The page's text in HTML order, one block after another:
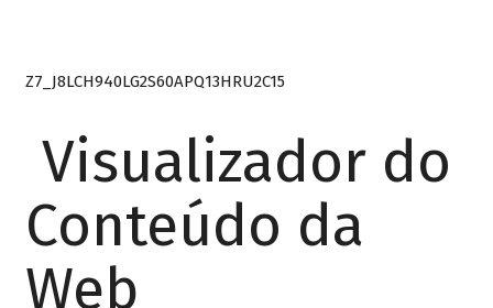
Z7_J8LCH940LG2S60APQ13HRU2C15
Visualizador do
Conteúdo da
Web